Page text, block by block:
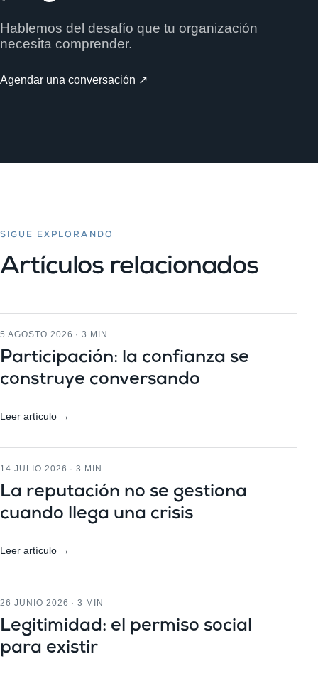
Hablemos del desafío que tu organización
necesita comprender.
Agendar una conversación ↗
SIGUE EXPLORANDO
Artículos relacionados
5 AGOSTO 2026 · 3 MIN
Participación: la confianza se
construye conversando
Leer artículo →
14 JULIO 2026 · 3 MIN
La reputación no se gestiona
cuando llega una crisis
Leer artículo →
26 JUNIO 2026 · 3 MIN
Legitimidad: el permiso social
para existir